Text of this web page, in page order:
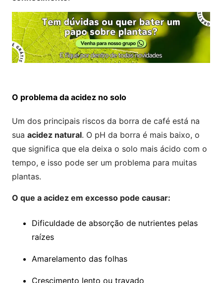
O problema da acidez no solo
Um dos principais riscos da borra de café está na
sua acidez natural. O pH da borra é mais baixo, o
que significa que ela deixa o solo mais ácido com o
tempo, e isso pode ser um problema para muitas
plantas.
O que a acidez em excesso pode causar:
Dificuldade de absorção de nutrientes pelas
raízes
Amarelamento das folhas
Crescimento lento ou travado